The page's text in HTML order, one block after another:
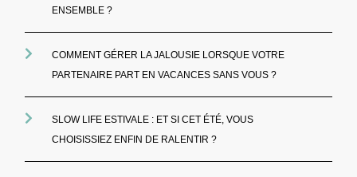
ENSEMBLE ?
COMMENT GÉRER LA JALOUSIE LORSQUE VOTRE
PARTENAIRE PART EN VACANCES SANS VOUS ?
SLOW LIFE ESTIVALE : ET SI CET ÉTÉ, VOUS
CHOISISSIEZ ENFIN DE RALENTIR ?